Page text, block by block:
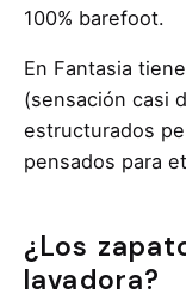
100% barefoot.
En Fantasia
(sensación casi
estructurados
pensados para
¿Los
lavadora?